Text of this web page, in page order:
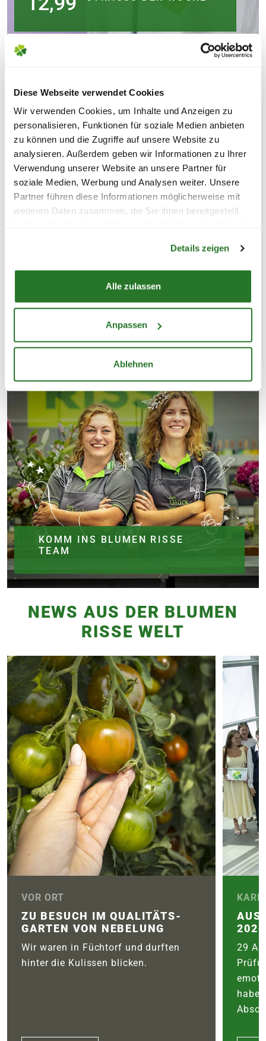
Diese Webseite verwendet Cookies
Wir verwenden Cookies, um Inhalte und Anzeigen zu
personalisieren, Funktionen für soziale Medien anbieten
zu können und die Zugriffe auf unsere Website zu
analysieren. Außerdem geben wir Informationen zu Ihrer
Verwendung unserer Website an unsere Partner für
soziale Medien, Werbung und Analysen weiter. Unsere
Partner führen diese Informationen möglicherweise mit
weiteren Daten zusammen, die Sie ihnen bereitgestellt
Details zeigen
Alle zulassen
Anpassen
Ablehnen
SERVICEANGEBOTE FÜR
DEINEN EINKAUF
KOMM INS BLUMEN RISSE
TEAM
NEWS AUS DER BLUMEN
RISSE WELT
VOR ORT
ZU BESUCH IM QUALITÄTS­
GARTEN VON NEBELUNG
Wir waren in Füchtorf und durften
hinter die Kulissen blicken.
2026
29